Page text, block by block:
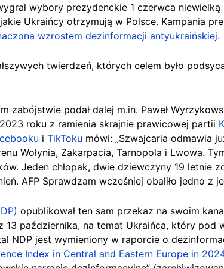
wybory prezydenckie 1 czerwca
Ukraińcy otrzymują w Polsce. Kampania
wzrostem dezinformacji antyukraińskiej.
twierdzeń, których celem było
zabójstwie podał dalej m.in. Paweł
roku z ramienia skrajnie prawicowej partii
i TikToku mówi: „Szwajcaria odmawia
Wołynia, Zakarpacia, Tarnopola i Lwowa.
Jeden chłopak, dwie dziewczyny 19 letnie
AFP Sprawdzam wcześniej obaliło jedno z
opublikował ten sam przekaz na swoim
13 października, na temat Ukraińca, który pod
NDP jest wymieniony w raporcie o
Index in Central and Eastern Europe in